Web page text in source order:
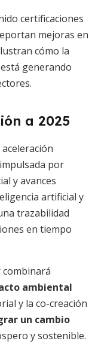
certificaciones
mejoras en
cómo la
generando
a 2025
por
y avances
artificial y
trazabilidad
en tiempo
combinará
ambiental
y la co-creación
un cambio
y sostenible.